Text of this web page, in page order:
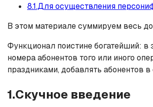
8.1.Для осуществления
В этом материале суммируем весь
Функционал поистине богатейший: в
номера абонентов того или иного
праздниками, добавлять абонентов
1.Скучное введение